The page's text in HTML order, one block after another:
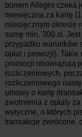
bonem Allegro czeka
miesięczna za kartę
miesięcznym okresie
sumę min. 300 zł.
przypadku warunków
opłat i prowizji).
promocji obowiązują
rozliczeniowych,
rozliczeniowego
umowy o kartę
zwolnienia z opłaty
wytyczne, o których
transakcje zwrócone,